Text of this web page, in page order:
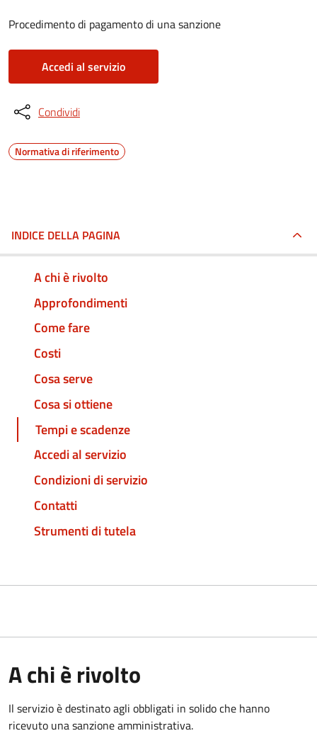
Procedimento di pagamento di una sanzione
Accedi al servizio
Condividi
Normativa di riferimento
INDICE DELLA PAGINA
A chi è rivolto
Approfondimenti
Come fare
Costi
Cosa serve
Cosa si ottiene
Tempi e scadenze
Accedi al servizio
Condizioni di servizio
Contatti
Strumenti di tutela
A chi è rivolto
Il servizio è destinato agli obbligati in solido che hanno
ricevuto una sanzione amministrativa.